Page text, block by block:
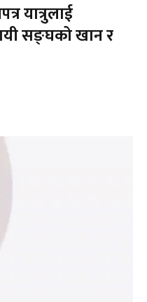
यात्रुलाई
सङ्घको खान र